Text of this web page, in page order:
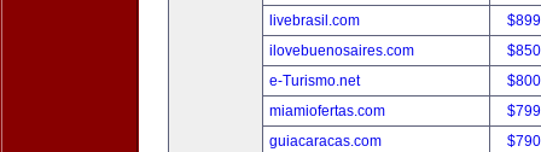
livebrasil.com
ilovebuenosaires.com
e-Turismo.net
miamiofertas.com
guiacaracas.com